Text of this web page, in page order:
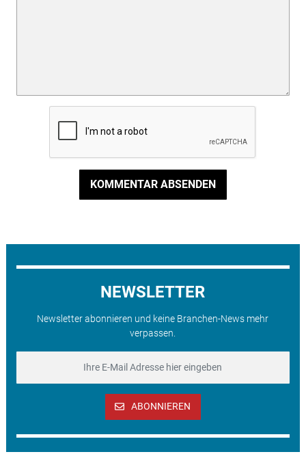
KOMMENTAR ABSENDEN
NEWSLETTER
Newsletter abonnieren und keine Branchen-News mehr
verpassen.
ABONNIEREN